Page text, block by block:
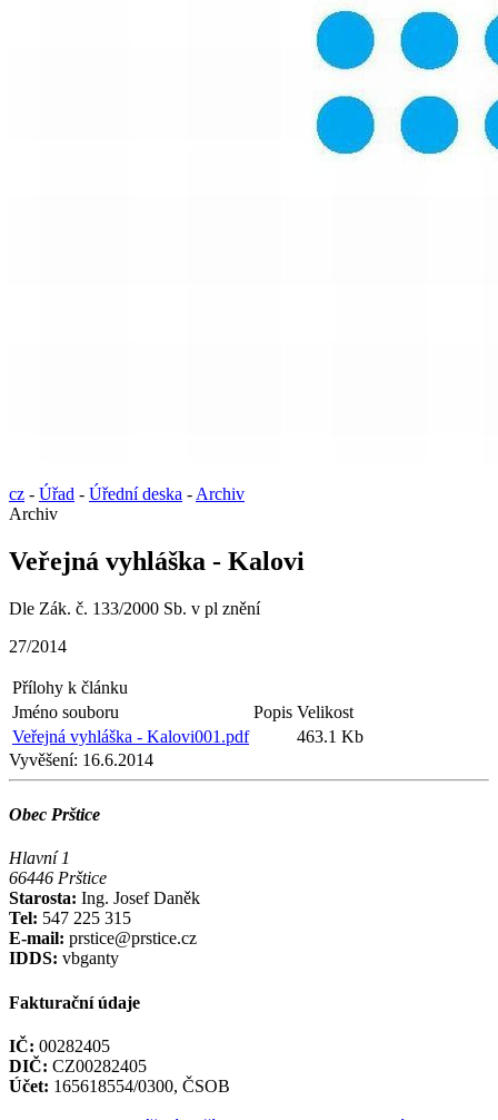
cz - Úřad - Úřední deska - Archiv
Archiv
Veřejná vyhláška - Kalovi
Dle Zák. č. 133/2000 Sb. v pl znění
27/2014
Přílohy k článku
Jméno souboru
Popis Velikost
Veřejná vyhláška - Kalovi001.pdf
463.1 Kb
Vyvěšení: 16.6.2014
Obec Prštice
Hlavní 1
66446 Prštice
Starosta: Ing. Josef Daněk
Tel: 547 225 315
E-mail: prstice@prstice.cz
IDDS: vbganty
Fakturační údaje
IČ: 00282405
DIČ: CZ00282405
Účet: 165618554/0300, ČSOB